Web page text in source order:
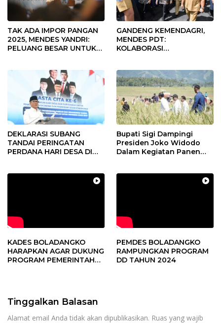
TAK ADA IMPOR PANGAN
2025, MENDES YANDRI:
PELUANG BESAR UNTUK
GANDENG KEMENDAGRI,
MENDES PDT:
KOLABORASI
DEKLARASI SUBANG
TANDAI PERINGATAN
PERDANA HARI DESA DI
Bupati Sigi Dampingi
Presiden Joko Widodo
Dalam Kegiatan Panen
KADES BOLADANGKO
HARAPKAN AGAR DUKUNG
PROGRAM PEMERINTAH
PEMDES BOLADANGKO
RAMPUNGKAN PROGRAM
DD TAHUN 2024
Tinggalkan Balasan
Alamat email Anda tidak akan dipublikasikan. Ruas yang wajib